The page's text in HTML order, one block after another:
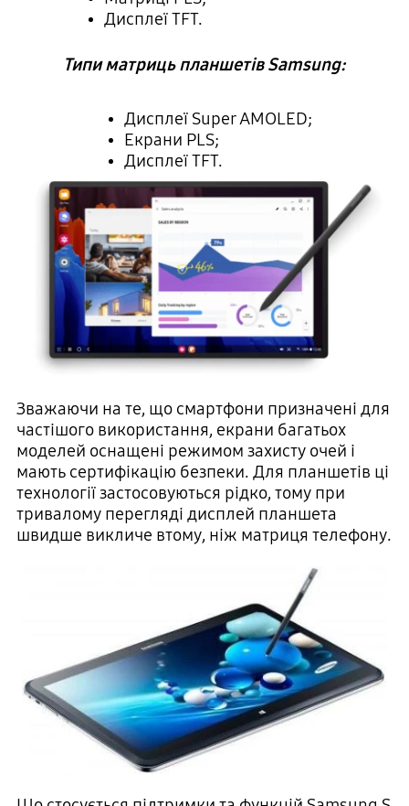
Дисплеї TFT.
Типи матриць планшетів Samsung:
Дисплеї Super AMOLED;
Екрани PLS;
Дисплеї TFT.
Зважаючи на те, що смартфони призначені для
частішого використання, екрани багатьох
моделей оснащені режимом захисту очей і
мають сертифікацію безпеки. Для планшетів ці
технології застосовуються рідко, тому при
тривалому перегляді дисплей планшета
швидше викличе втому, ніж матриця телефону.